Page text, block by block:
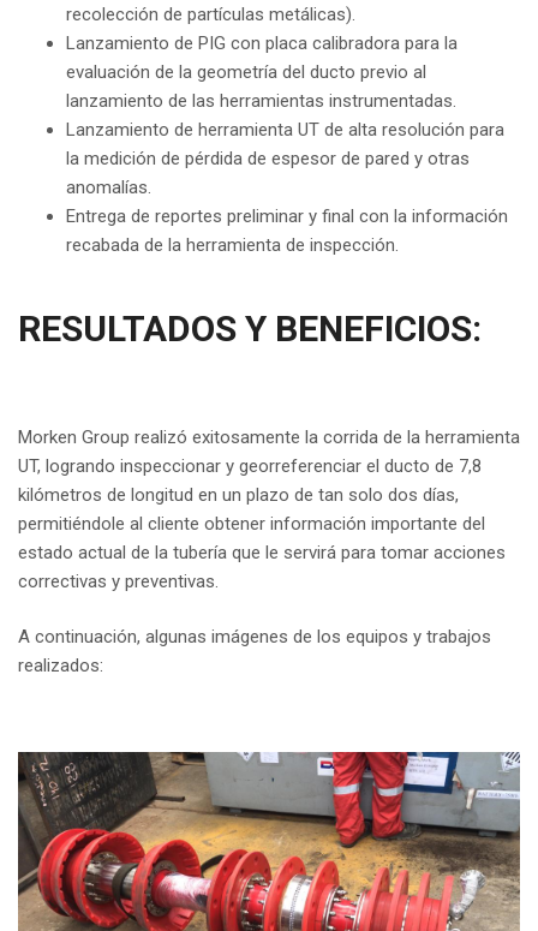
recolección de partículas metálicas).
Lanzamiento de PIG con placa calibradora para la
evaluación de la geometría del ducto previo al
lanzamiento de las herramientas instrumentadas.
Lanzamiento de herramienta UT de alta resolución para
la medición de pérdida de espesor de pared y otras
anomalías.
Entrega de reportes preliminar y final con la información
recabada de la herramienta de inspección.
RESULTADOS Y BENEFICIOS:
Morken Group realizó exitosamente la corrida de la herramienta
UT, logrando inspeccionar y georreferenciar el ducto de 7,8
kilómetros de longitud en un plazo de tan solo dos días,
permitiéndole al cliente obtener información importante del
estado actual de la tubería que le servirá para tomar acciones
correctivas y preventivas.
A continuación, algunas imágenes de los equipos y trabajos
realizados: